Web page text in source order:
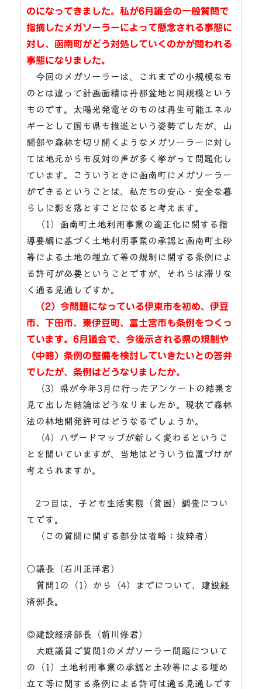
のになってきました。私が6月議会の一般質問で
指摘したメガソーラーによって懸念される事態に
対し、函南町がどう対処していくのかが問われる
事態になりました。
今回のメガソーラーは、これまでの小規模なも
のとは違って計画面積は丹那盆地と同規模という
ものです。太陽光発電そのものは再生可能エネル
ギーとして国も県も推進という姿勢でしたが、山
間部や森林を切り開くようなメガソーラーに対し
ては地元からも反対の声が多く挙がって問題化し
ています。こういうときに函南町にメガソーラー
ができるということは、私たちの安心・安全な暮
らしに影を落とすことになると考えます。
（1）函南町土地利用事業の適正化に関する指
導要綱に基づく土地利用事業の承認と函南町土砂
等による土地の埋立て等の規制に関する条例によ
る許可が必要ということですが、それらは滞りな
く通る見通しですか。
（2）今問題になっている伊東市を初め、伊豆
市、下田市、東伊豆町、富士宮市も条例をつくっ
ています。6月議会で、今後示される県の規制や
（中略）条例の整備を検討していきたいとの答弁
でしたが、条例はどうなりましたか。
（3）県が今年3月に行ったアンケートの結果を
見て出した結論はどうなりましたか。現状で森林
法の林地開発許可はどうなるでしょうか。
（4）ハザードマップが新しく変わるというこ
とを聞いていますが、当地はどういう位置づけが
考えられますか。
2つ目は、子ども生活実態（貧困）調査につい
てです。
（この質問に関する部分は省略：抜粋者）
○議長（石川正洋君）
質問1の（1）から（4）までについて、建設経
済部長。
◎建設経済部長（前川修君）
大庭議員ご質問1のメガソーラー問題について
の（1）土地利用事業の承認と土砂等による埋め
立て等に関する条例による許可は通る見通しです